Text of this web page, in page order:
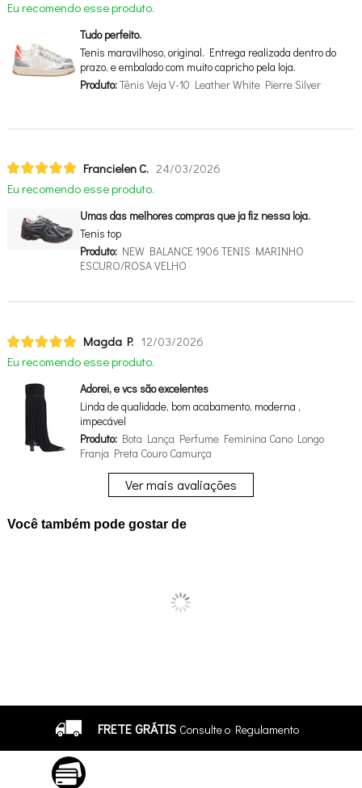
Eu recomendo esse produto.
Tudo perfeito.
Tenis maravilhoso, original. Entrega realizada dentro do
prazo, e embalado com muito capricho pela loja.
Produto:Tênis Veja V-10 Leather White Pierre Silver
Francielen C. 24/03/2026
Eu recomendo esse produto.
Umas das melhores compras que ja fiz nessa loja.
Tenis top
Produto:NEW BALANCE 1906 TENIS MARINHO
ESCURO/ROSA VELHO
Magda P. 12/03/2026
Eu recomendo esse produto.
Adorei, e vcs são excelentes
Linda de qualidade, bom acabamento, moderna ,
impecável
Produto:Bota Lança Perfume Feminina Cano Longo
Franja Preta Couro Camurça
Ver mais avaliações
Você também pode gostar de
FRETE GRÁTIS Consulte o Regulamento